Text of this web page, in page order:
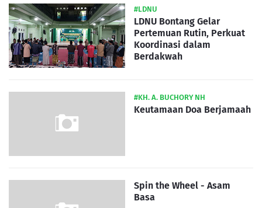
#LDNU
LDNU Bontang Gelar
Pertemuan Rutin, Perkuat
Koordinasi dalam
Berdakwah
#KH. A. BUCHORY NH
Keutamaan Doa Berjamaah
Spin the Wheel - Asam
Basa